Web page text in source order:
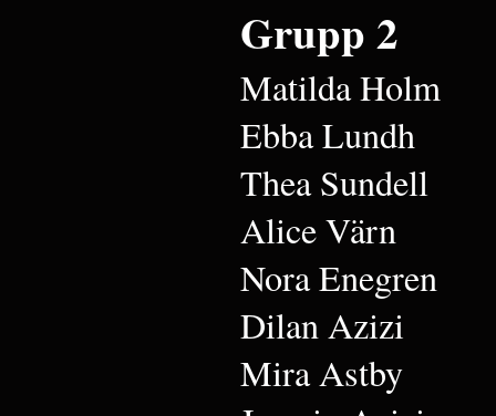
Grupp 2
Matilda Holm
Ebba Lundh
Thea Sundell
Alice Värn
Nora Enegren
Dilan Azizi
Mira Astby